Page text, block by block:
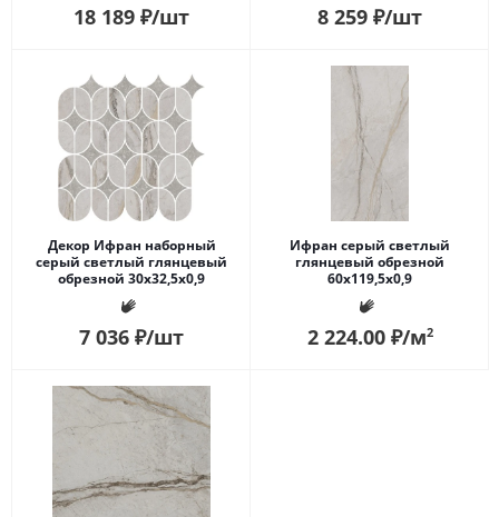
18 189 ₽/шт 8 259 ₽/шт
Декор Ифран наборный
серый светлый глянцевый
обрезной 30x32,5x0,9
7 036 ₽/шт
Ифран серый светлый
глянцевый обрезной
60x119,5x0,9
2 224.00₽/м2